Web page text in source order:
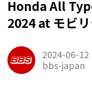
Honda All
2024 at モビ
2024-06-12
bbs-japan